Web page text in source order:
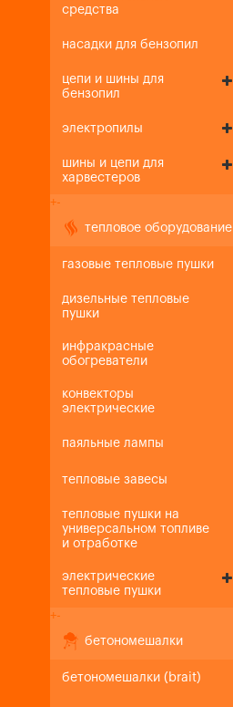
средства
насадки для бензопил
цепи и шины для
бензопил
электропилы
шины и цепи для
харвестеров
+-
тепловое оборудование
газовые тепловые пушки
дизельные тепловые
пушки
инфракрасные
обогреватели
конвекторы
электрические
паяльные лампы
тепловые завесы
тепловые пушки на
универсальном топливе
и отработке
электрические
тепловые пушки
+-
бетономешалки
бетономешалки (brait)